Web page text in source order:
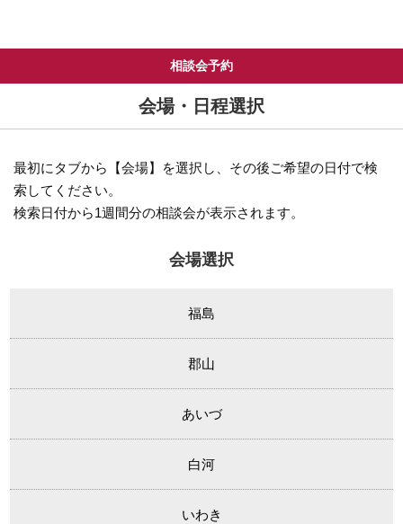
相談会予約
会場・日程選択
最初にタブから【会場】を選択し、その後ご希望の日付で検
索してください。
検索日付から1週間分の相談会が表示されます。
会場選択
福島
郡山
あいづ
白河
いわき